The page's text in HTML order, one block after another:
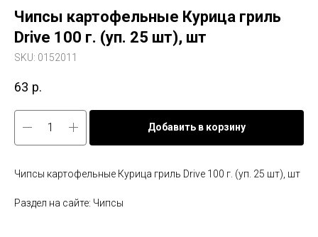
Чипсы картофельные Курица гриль
Drive 100 г. (уп. 25 шт), шт
SKU: 0152011
63 р.
Добавить в корзину
Чипсы картофельные Курица гриль Drive 100 г. (уп. 25 шт), шт
Раздел на сайте: Чипсы